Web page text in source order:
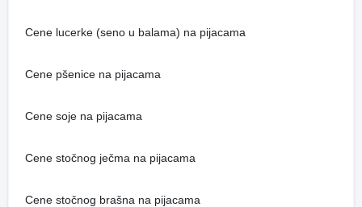
Cene lucerke (seno u balama) na pijacama
Cene pšenice na pijacama
Cene soje na pijacama
Cene stočnog ječma na pijacama
Cene stočnog brašna na pijacama